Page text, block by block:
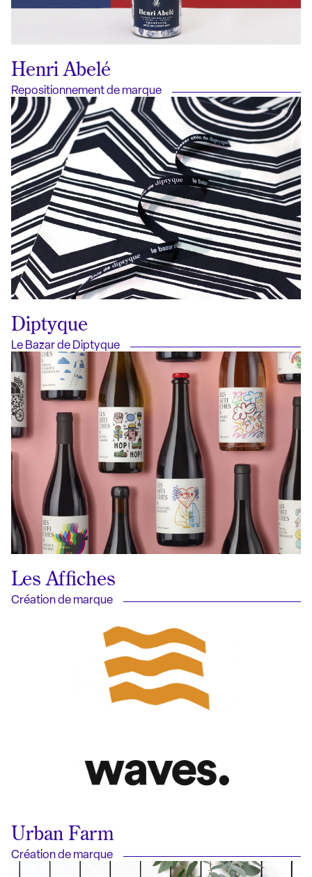
Henri Abelé
Repositionnement de marque
Diptyque
Le Bazar de Diptyque
Les Affiches
Création de marque
Urban Farm
Création de marque